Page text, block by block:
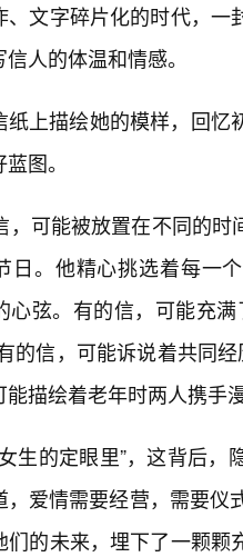
、文字碎片化的时代，
人的体温和情感。
纸上描绘她的模样，回忆
图。
，可能被放置在不同的
日。他精心挑选着每一
心弦。有的信，可能充
的信，可能诉说着共同
描绘着老年时两人携手
生的定眼里”，这背后
，爱情需要经营，需要
们的未来，埋下了一颗